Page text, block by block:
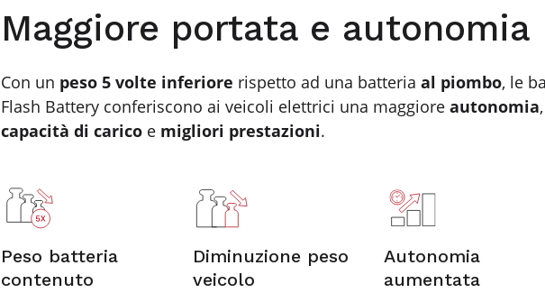
Maggiore portata e autonomia
Con un peso 5 volte inferiore rispetto ad una batteria al piombo, le
Flash Battery conferiscono ai veicoli elettrici una maggiore autonomia
capacità di carico e migliori prestazioni.
Peso batteria
contenuto
Diminuzione peso
veicolo
Autonomia
aumentata